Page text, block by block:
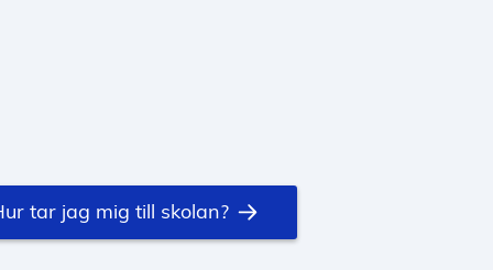
tar jag mig till skolan?